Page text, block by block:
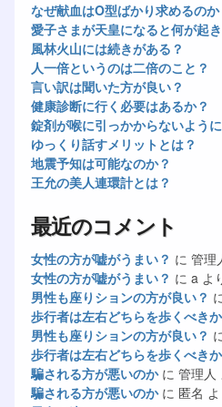
なぜ献血はO型ばかり求めるのか
愛子さまが天皇になると何が起
風林火山には続きがある？
人一倍というのは二倍のこと？
言い訳は聞いた方が良い？
健康診断に行く必要はあるか？
錠剤が喉に引っかからないよう
ゆっくり話すメリットとは？
地震予知は可能なのか？
王允の美人連環計とは？
最近のコメント
女性の方が嘘がうまい？ に 管理
女性の方が嘘がうまい？ に a よ
男性も座りションの方が良い？
歩行者は左右どちらを歩くべきか
男性も座りションの方が良い？
歩行者は左右どちらを歩くべきか
騙される方が悪いのかに 管理人
騙される方が悪いのかに 匿名